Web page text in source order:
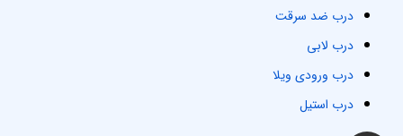
درب ضد سرقت
درب لابی
درب ورودی ویلا
درب استیل